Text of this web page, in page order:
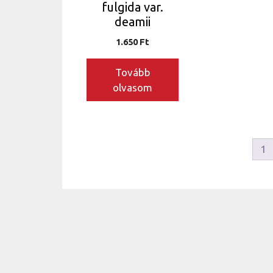
fulgida var.
deamii
1.650Ft
Tovább
olvasom
1